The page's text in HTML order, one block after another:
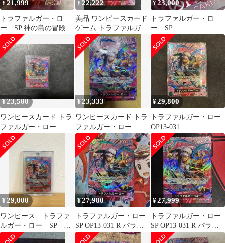
¥21,999
トラファルガー・ロ
ー SP 神の島の冒険
¥ 22,222
美品 ワンピースカード
ゲーム トラファルガー
•ロー SP 神の島の冒険
¥23,000
トラファルガー・ロ
ー SP
¥23,500
ワンピースカード トラ
ファルガー・ロー
OP13-031
¥ 23,333
ワンピースカード トラ
ファルガー・ロー
OP13-031
¥29,800
トラファルガー・ロー
OP13-031
¥29,000
ワンピース トラファ
ルガー・ロー SP
OP13-031 神の島の冒
¥27,980
トラファルガー・ロー
SP OP13-031 R パラレ
ル 神の島の冒険
¥27,999
トラファルガー・ロー
SP OP13-031 R パラレ
ル 神の島の冒険